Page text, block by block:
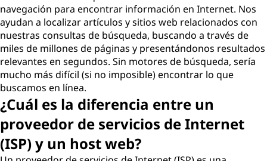
navegación para encontrar información en Internet. Nos
ayudan a localizar artículos y sitios web relacionados con
nuestras consultas de búsqueda, buscando a través de
miles de millones de páginas y presentándonos resultados
relevantes en segundos. Sin motores de búsqueda, sería
mucho más difícil (si no imposible) encontrar lo que
buscamos en línea.
¿Cuál es la diferencia entre un
proveedor de servicios de Internet
(ISP) y un host web?